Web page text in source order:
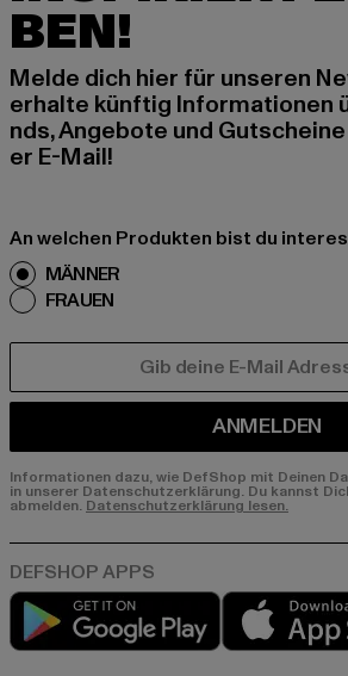
BEN!
Melde dich hier für unseren
erhalte künftig Informationen
nds, Angebote und
er E-Mail!
An welchen Produkten bist du
MÄNNER
FRAUEN
ANMELDEN
Informationen dazu, wie DefShop mit Deinen
in unserer Datenschutzerklärung. Du kannst
abmelden. Datenschutzerklärung lesen.
Play market